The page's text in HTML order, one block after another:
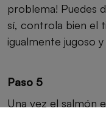
problema! Puedes
sí, controla bien el
igualmente jugoso
Paso 5
Una vez el salmón